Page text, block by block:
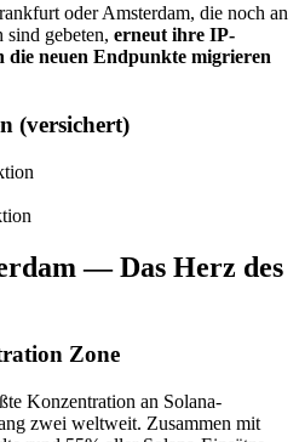
oder Amsterdam, die noch an
gebeten, erneut ihre IP-
die neuen Endpunkte migrieren
(versichert)
— Das Herz des
Zone
Konzentration an Solana-
zwei weltweit. Zusammen mit